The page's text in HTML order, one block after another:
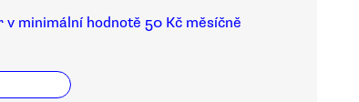
v minimální hodnotě 50 Kč měsíčně